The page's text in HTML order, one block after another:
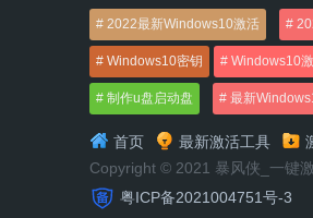
2022最新Windows10激活
Windows10密钥 Windows10
制作u盘启动盘 最新
首页 最新激活工具
Copyright © 2021 暴风侠_一键
粤ICP备2021004751号-3